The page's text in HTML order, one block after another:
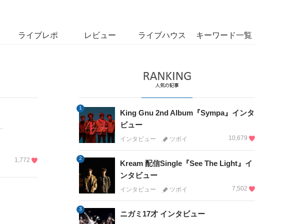
ライブレポ レビュー ライブハウス キーワード一覧
1,772
1
King Gnu 2nd Album『Sympa』インタ
ビュー
インタビュー ツボイ 10,679
2
Kream 配信Single『See The Light』イ
ンタビュー
インタビュー ツボイ 7,502
3
ニガミ17才 インタビュー